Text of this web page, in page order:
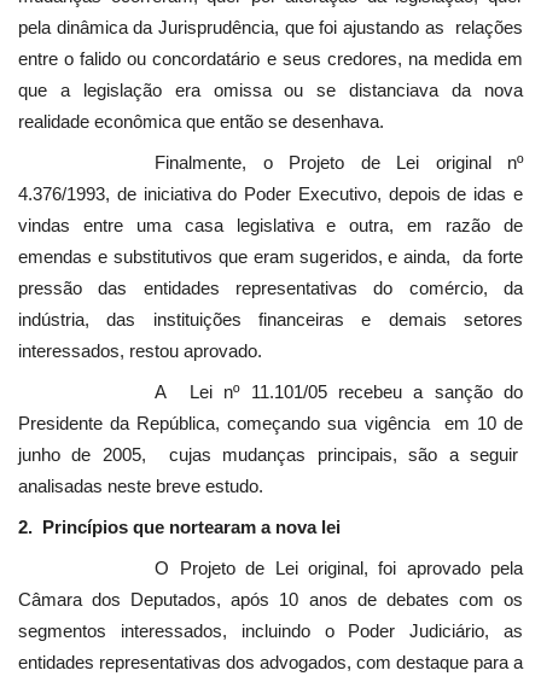
pela dinâmica da Jurisprudência, que foi ajustando as relações
entre o falido ou concordatário e seus credores, na medida em
que a legislação era omissa ou se distanciava da nova
realidade econômica que então se desenhava.
Finalmente, o Projeto de Lei original nº
4.376/1993, de iniciativa do Poder Executivo, depois de idas e
vindas entre uma casa legislativa e outra, em razão de
emendas e substitutivos que eram sugeridos, e ainda, da forte
pressão das entidades representativas do comércio, da
indústria, das instituições financeiras e demais setores
interessados, restou aprovado.
A Lei nº 11.101/05 recebeu a sanção do
Presidente da República, começando sua vigência em 10 de
junho de 2005, cujas mudanças principais, são a seguir
analisadas neste breve estudo.
2. Princípios que nortearam a nova lei
O Projeto de Lei original, foi aprovado pela
Câmara dos Deputados, após 10 anos de debates com os
segmentos interessados, incluindo o Poder Judiciário, as
entidades representativas dos advogados, com destaque para a